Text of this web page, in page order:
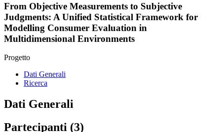
From Objective Measurements to Subjective
Judgments: A Unified Statistical Framework for
Modelling Consumer Evaluation in
Multidimensional Environments
Progetto
Dati Generali
Ricerca
Dati Generali
Partecipanti (3)